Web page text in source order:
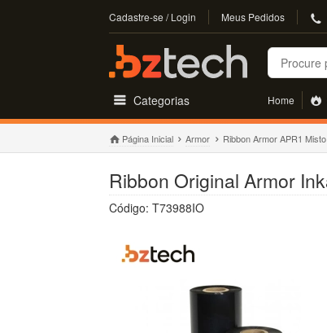
Cadastre-se / Login Meus Pedidos
Buscar
Categorias Home
Página Inicial Armor Ribbon Armor APR1
Ribbon Original Armor
Código: T73988IO